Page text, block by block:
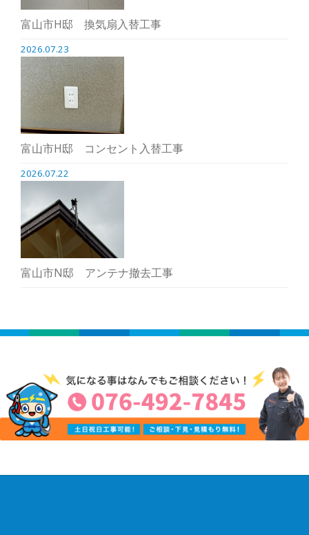
富山市H邸 換気扇入替工事
2026.07.23
富山市H邸 コンセント入替工事
2026.07.22
富山市N邸 アンテナ撤去工事